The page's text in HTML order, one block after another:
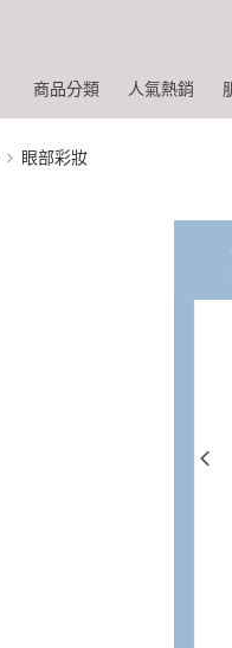
商品分類 人氣熱銷
眼部彩妝